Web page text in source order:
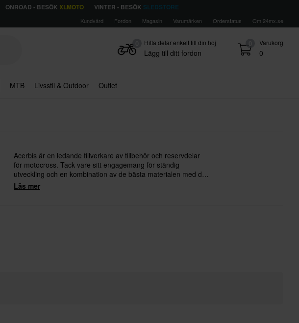
ONROAD - BESÖK XLMOTO VINTER - BESÖK SLEDSTORE
Kundvård Fordon Magasin Varumärken Orderstatus Om 24mx.se
0 Varukorg
0
Hitta delar enkelt till din hoj
Lägg till ditt fordon
MTB Livsstil & Outdoor Outlet
Acerbis är en ledande tillverkare av tillbehör och reservdelar
för motocross. Tack vare sitt engagemang för ständig
utveckling och en kombination av de bästa materialen med den
senaste teknologin erbjuder Acerbis alltid högsta kvalitet.
Läs mer